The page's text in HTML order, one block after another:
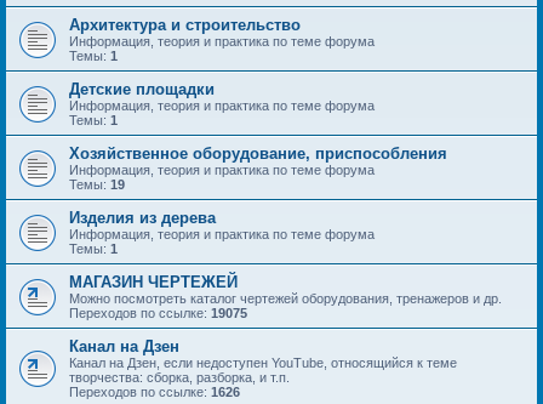
Архитектура и строительство
Информация, теория и практика по теме форума
Темы: 1
Детские площадки
Информация, теория и практика по теме форума
Темы: 1
Хозяйственное оборудование, приспособления
Информация, теория и практика по теме форума
Темы: 19
Изделия из дерева
Информация, теория и практика по теме форума
Темы: 1
МАГАЗИН ЧЕРТЕЖЕЙ
Можно посмотреть каталог чертежей оборудования, тренажеров и др.
Переходов по ссылке: 19075
Канал на Дзен
Канал на Дзен, если недоступен YouTube, относящийся к теме
творчества: сборка, разборка, и т.п.
Переходов по ссылке: 1626